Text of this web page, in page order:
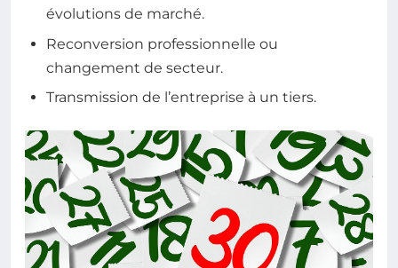
évolutions de marché.
Reconversion professionnelle ou
changement de secteur.
Transmission de l’entreprise à un tiers.